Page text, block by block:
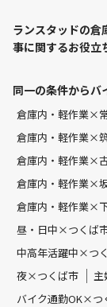
ランスタッドの倉
事に関するお役立
同一の条件からバ
倉庫内・軽作業×
倉庫内・軽作業×
倉庫内・軽作業×
倉庫内・軽作業×
倉庫内・軽作業×
昼・日中×つくば
中高年活躍中×つ
夜×つくば市
バイク通勤OK×つ